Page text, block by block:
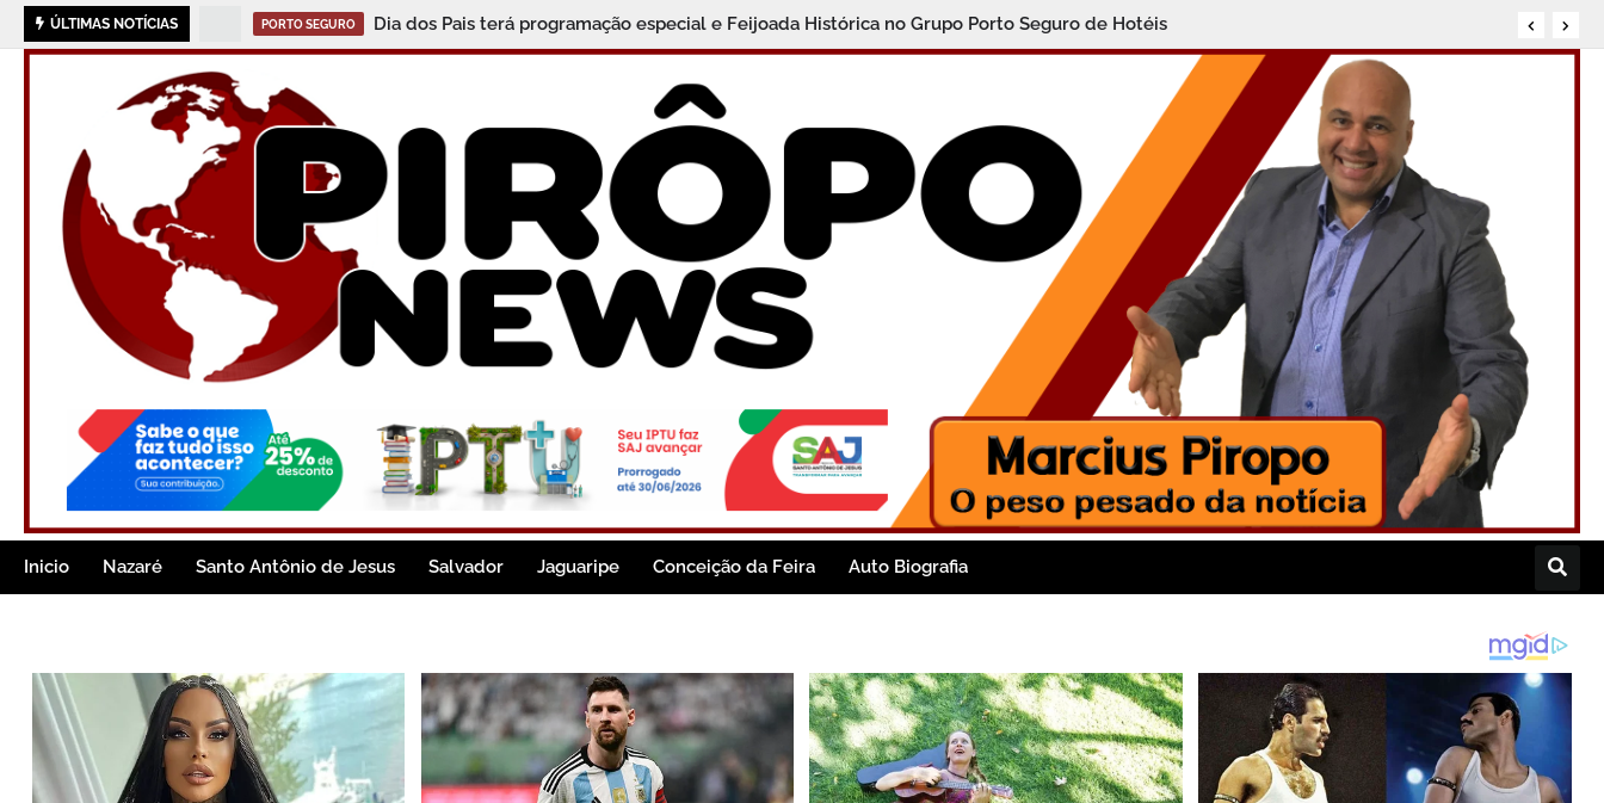
ÚLTIMAS NOTÍCIAS PORTO SEGURO Dia dos Pais terá programação especial e Feijoada Histórica no Grupo Porto Seguro de Hotéis
Inicio Nazaré Santo Antônio de Jesus Salvador Jaguaripe Conceição da Feira Auto Biografia